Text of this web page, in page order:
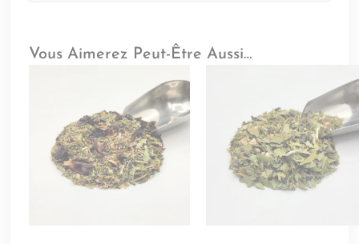
Vous Aimerez Peut-Être Aussi…